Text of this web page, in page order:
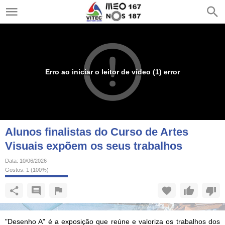
Erro ao iniciar o leitor de vídeo (1) error
Alunos finalistas do Curso de Artes
Visuais expõem os seus trabalhos
Data: 10/06/2026
Gostos: 1 (100%)
"Desenho A" é a exposição que reúne e valoriza os trabalhos dos